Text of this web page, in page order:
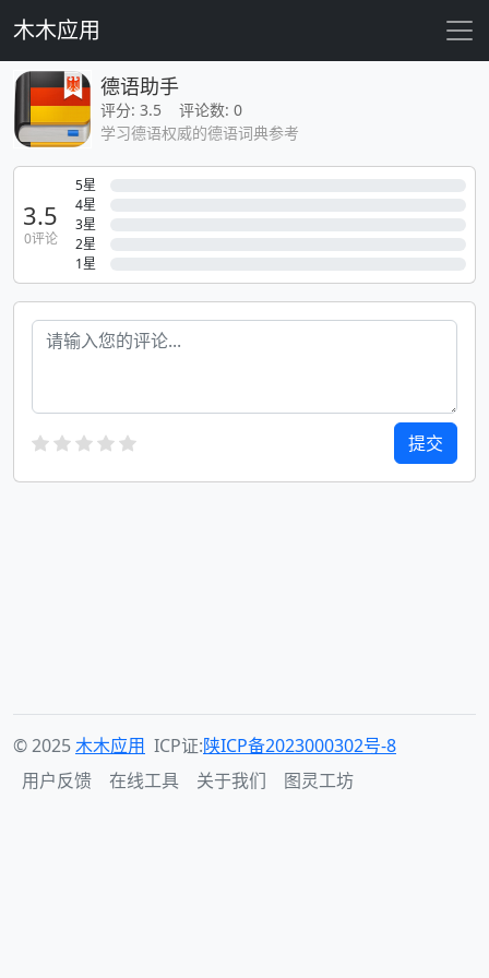
木木应用
德语助手
评分: 3.5 评论数: 0
学习德语权威的德语词典参考
3.5
0评论
5星
4星
3星
2星
1星
提交
© 2025木木应用 ICP证:陕ICP备2023000302号-8
用户反馈
在线工具 关于我们 图灵工坊